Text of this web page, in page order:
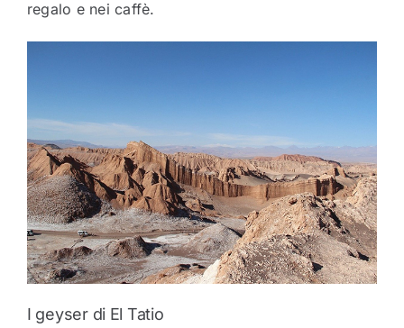
regalo e nei caffè.
I geyser di El Tatio